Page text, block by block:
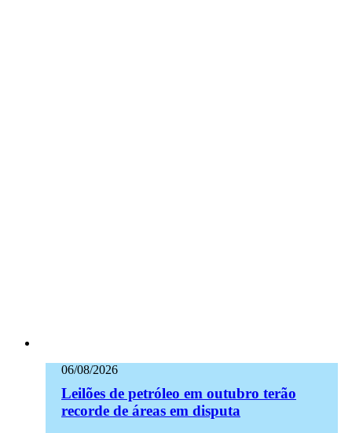
06/08/2026
Leilões de petróleo em outubro terão
recorde de áreas em disputa